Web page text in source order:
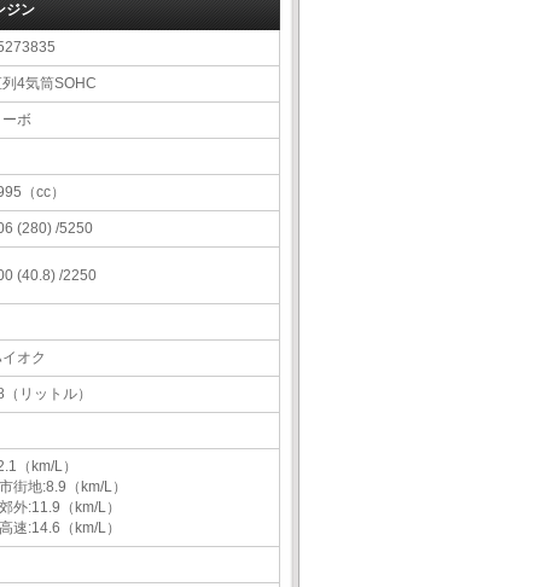
ジン
4気筒SOHC
ボ
（cc）
(280) /5250
(40.8) /2250
オク
（リットル）
（km/L）
街地:8.9（km/L）
外:11.9（km/L）
速:14.6（km/L）